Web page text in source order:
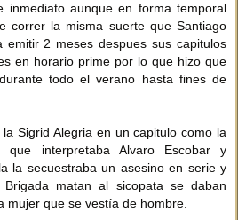
inmediato aunque en forma temporal
correr la misma suerte que Santiago
emitir 2 meses despues sus capitulos
en horario prime por lo que hizo que
todo el verano hasta fines de
Sigrid Alegria en un capitulo como la
que interpretaba Alvaro Escobar y
la secuestraba un asesino en serie y
matan al sicopata se daban
mujer que se vestía de hombre.